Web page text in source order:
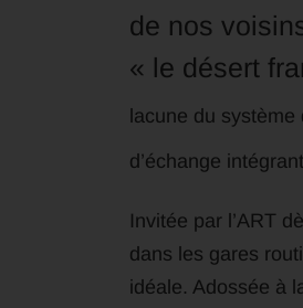
de nos
« le désert
lacune du
d’échange
Invitée par l’ART
dans les gares
idéale. Adossée à